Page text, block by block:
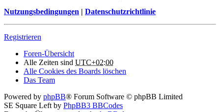
Nutzungsbedingungen | Datenschutzrichtlinie
Registrieren
Foren-Übersicht
Alle Zeiten sind UTC+02:00
Alle Cookies des Boards löschen
Das Team
Powered by phpBB® Forum Software © phpBB Limited
SE Square Left by PhpBB3 BBCodes